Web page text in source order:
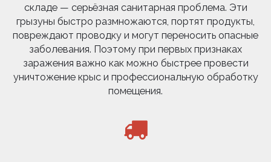
складе — серьёзная санитарная проблема. Эти
грызуны быстро размножаются, портят продукты,
повреждают проводку и могут переносить опасные
заболевания. Поэтому при первых признаках
заражения важно как можно быстрее провести
уничтожение крыс и профессиональную обработку
помещения.